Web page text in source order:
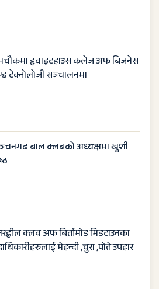
हृवाइटहाउस कलेज अफ बिजनेस
टेक्नोलोजी सञ्चालनमा
बाल क्लबको अध्यक्षमा खुशी
क्लव अफ बिर्तामोड मिडटाउनका
मेहन्दी ,चुरा ,पोते उपहार